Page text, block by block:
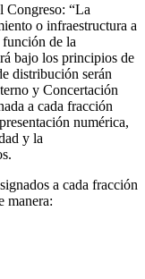
Congreso: “La
o infraestructura a
función de la
bajo los principios de
distribución serán
y Concertación
a cada fracción
numérica,
y la
a cada fracción
manera: